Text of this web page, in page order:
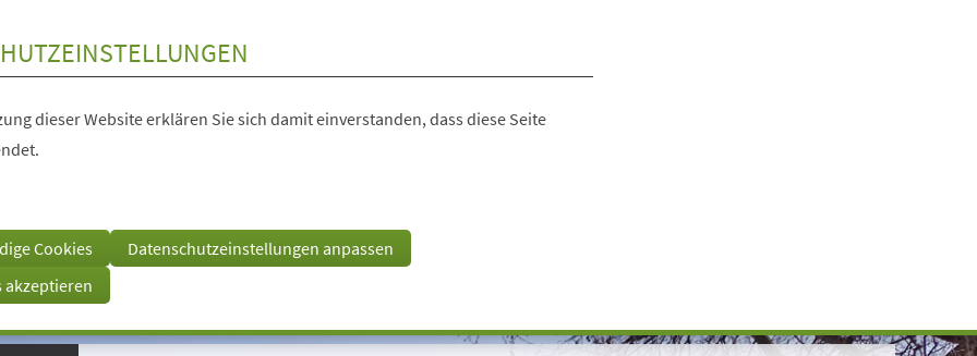
dieser Website erklären Sie sich damit einverstanden, dass diese Seite
Cookies
Datenschutzeinstellungen anpassen
akzeptieren